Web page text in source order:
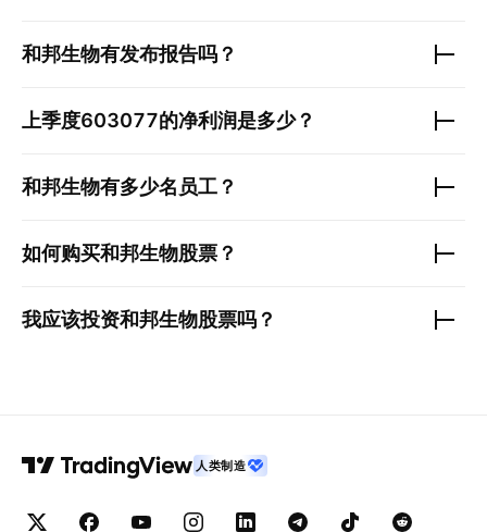
和邦生物有发布报告吗？
上季度603077的净利润是多少？
和邦生物有多少名员工？
如何购买和邦生物股票？
我应该投资和邦生物股票吗？
人类制造